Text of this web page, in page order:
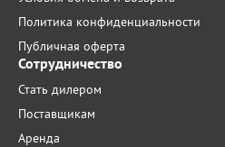
Политика конфиденциальности
Публичная оферта
Сотрудничество
Стать дилером
Поставщикам
Аренда